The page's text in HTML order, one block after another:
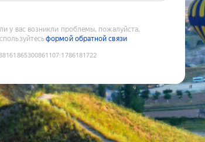
у вас возникли проблемы, пожалуйста,
формой обратной связи
:1786181722